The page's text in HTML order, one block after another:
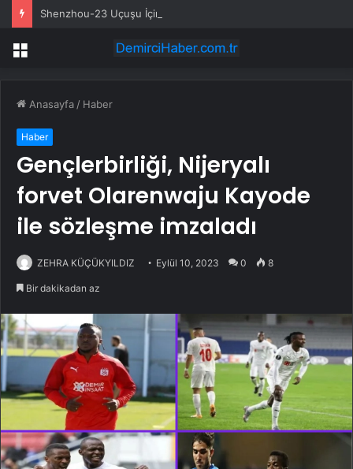
Shenzhou-23 Uçuşu İçin Astronotlar Tanıtıldı
Menü
Anasayfa / Haber
Haber
Gençlerbirliği, Nijeryalı
forvet Olarenwaju Kayode
ile sözleşme imzaladı
ZEHRA KÜÇÜKYILDIZ Eylül 10, 2023 0 8
Bir dakikadan az